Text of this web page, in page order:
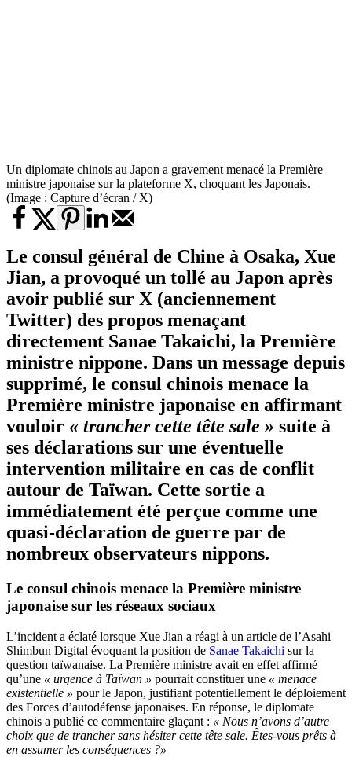
Un diplomate chinois au Japon a gravement menacé la Première
ministre japonaise sur la plateforme X, choquant les Japonais.
(Image : Capture d’écran / X)
Le consul général de Chine à Osaka, Xue
Jian, a provoqué un tollé au Japon après
avoir publié sur X (anciennement
Twitter) des propos menaçant
directement Sanae Takaichi, la Première
ministre nippone. Dans un message depuis
supprimé, le consul chinois menace la
Première ministre japonaise en affirmant
vouloir « trancher cette tête sale » suite à
ses déclarations sur une éventuelle
intervention militaire en cas de conflit
autour de Taïwan. Cette sortie a
immédiatement été perçue comme une
quasi-déclaration de guerre par de
nombreux observateurs nippons.
Le consul chinois menace la Première ministre
japonaise sur les réseaux sociaux
L’incident a éclaté lorsque Xue Jian a réagi à un article de l’Asahi
Shimbun Digital évoquant la position de Sanae Takaichi sur la
question taïwanaise. La Première ministre avait en effet affirmé
qu’une « urgence à Taïwan » pourrait constituer une « menace
existentielle » pour le Japon, justifiant potentiellement le déploiement
des Forces d’autodéfense japonaises. En réponse, le diplomate
chinois a publié ce commentaire glaçant : « Nous n’avons d’autre
choix que de trancher sans hésiter cette tête sale. Êtes-vous prêts à
en assumer les conséquences ?»